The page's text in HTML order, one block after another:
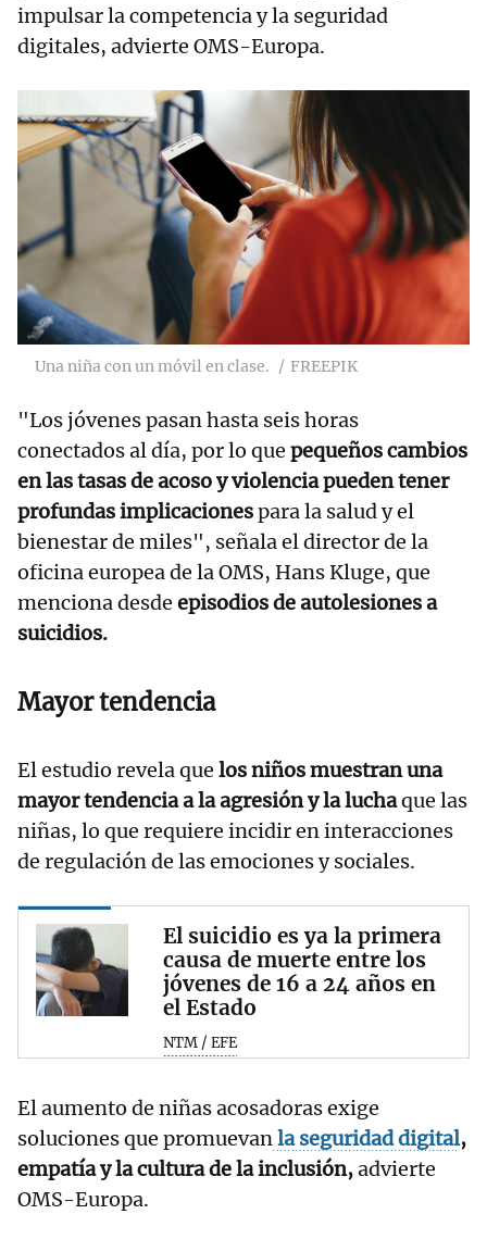
impulsar la competencia y la seguridad
digitales, advierte OMS-Europa.
Una niña con un móvil en clase. FREEPIK
"Los jóvenes pasan hasta seis horas
conectados al día, por lo que pequeños cambios
en las tasas de acoso y violencia pueden tener
profundas implicacionespara la salud y el
bienestar de miles", señala el director de la
oficina europea de la OMS, Hans Kluge, que
menciona desde episodios de autolesiones a
suicidios.
Mayor tendencia
El estudio revela que los niños muestran una
mayor tendencia a la agresión y la luchaque las
niñas, lo que requiere incidir en interacciones
de regulación de las emociones y sociales.
El suicidio es ya la primera
causa de muerte entre los
jóvenes de 16 a 24 años en
el Estado
NTM / EFE
El aumento de niñas acosadoras exige
soluciones que promuevanla seguridad digital,
empatía y la cultura de la inclusión,advierte
OMS-Europa.